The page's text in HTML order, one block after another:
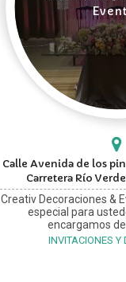
Calle Avenida de los
Carretera Río
Creativ Decoraciones &
especial para
encargamos de
INVITACIONES Y